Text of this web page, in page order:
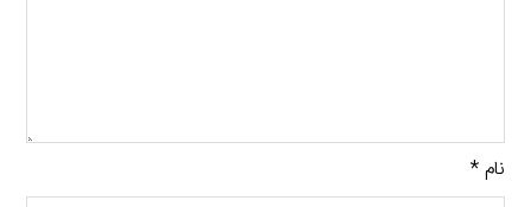
نام*